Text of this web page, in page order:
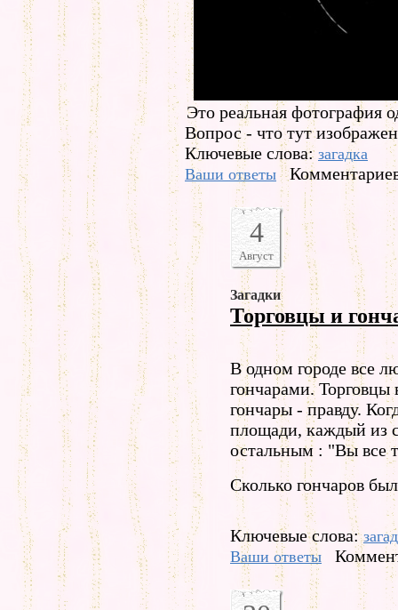
Это реальная фотография
Вопрос - что тут
Ключевые слова: загадка
Ваши ответы
4
Август
Загадки
Торговцы и
В одном городе все
гончарами. Торговцы
гончары - правду.
площади, каждый из
остальным : "Вы все
Сколько гончаров
Ключевые слова:
Ваши ответы